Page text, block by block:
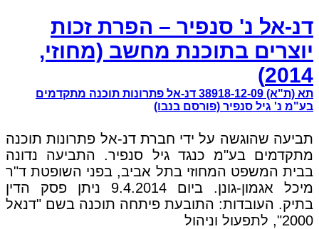
דנ-אל נ' סנפיר – הפרת זכות
יוצרים בתוכנת מחשב (מחוזי,
2014)
תא (ת"א) 38918-12-09 דנ-אל פתרונות תוכנה מתקדמים
בע"מ נ' גיל סנפיר (פורסם בנבו)
תביעה שהוגשה על ידי חברת דנ-אל פתרונות תוכנה
מתקדמים בע"מ כנגד גיל סנפיר. התביעה נדונה
בבית המשפט המחוזי בתל אביב, בפני השופטת ד"ר
מיכל אגמון-גונן. ביום 9.4.2014 ניתן פסק הדין
בתיק. העובדות: התובעת פיתחה תוכנה בשם "דנאל
2000", לתפעול וניהול